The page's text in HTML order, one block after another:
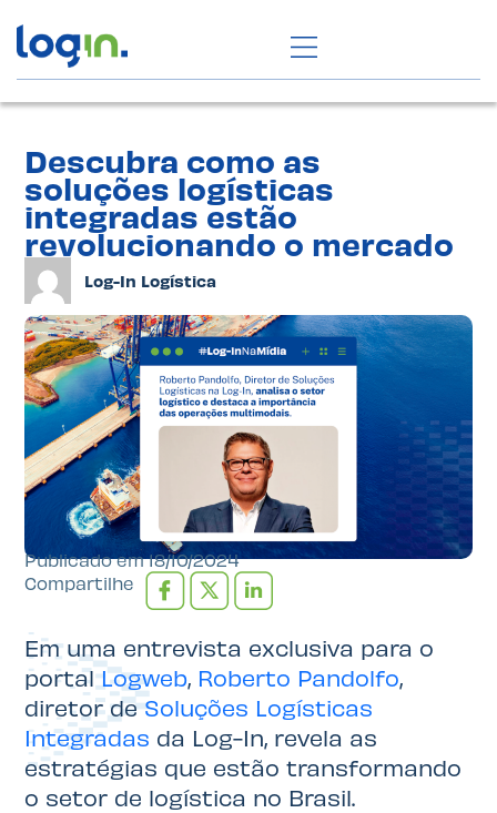
Descubra como as
soluções logísticas
integradas estão
revolucionando o mercado
Log-In Logística
Publicado em 18/10/2024
Compartilhe
Em uma entrevista exclusiva para o
portalLogweb, Roberto Pandolfo,
diretor deSoluções Logísticas
Integradas da Log-In, revela as
estratégias que estão transformando
o setor de logística no Brasil.